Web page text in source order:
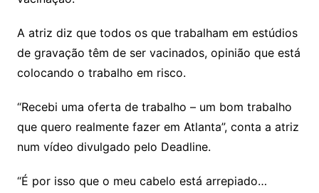
A atriz diz que todos os que trabalham em estúdios
de gravação têm de ser vacinados, opinião que está
colocando o trabalho em risco.
“Recebi uma oferta de trabalho – um bom trabalho
que quero realmente fazer em Atlanta”, conta a atriz
num vídeo divulgado pelo Deadline.
“É por isso que o meu cabelo está arrepiado…